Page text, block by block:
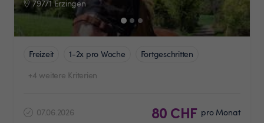
79771 Erzingen
Freizeit 1-2x pro Woche
Fortgeschritten
+4 weitere Kriterien
07.06.2026 80 CHF pro Monat